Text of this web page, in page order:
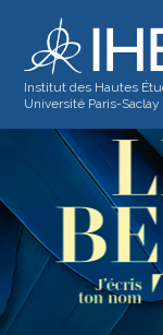
Institut des Hautes
Université Paris-Saclay